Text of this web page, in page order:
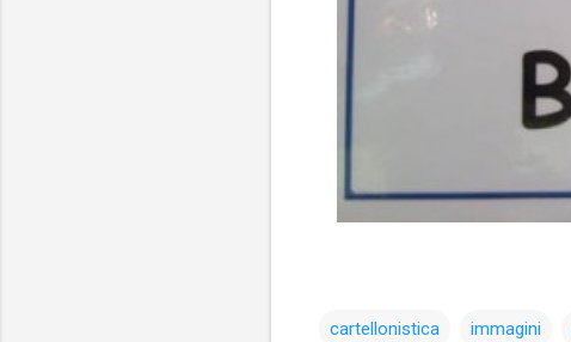
cartellonistica immagini